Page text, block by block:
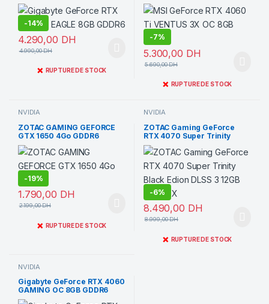
-14%
4.290,00 DH
4.990,00DH
❌ RUPTURE DE STOCK
-7%
5.300,00 DH
5.690,00DH
❌ RUPTURE DE STOCK
NVIDIA
ZOTAC GAMING GEFORCE
GTX 1650 4Go GDDR6
-19%
1.790,00 DH
2.199,00DH
❌ RUPTURE DE STOCK
NVIDIA
ZOTAC Gaming GeForce
RTX 4070 Super Trinity
Black Edion DLSS 3 12GB
GDDR6X
-6%
8.490,00 DH
8.999,00DH
❌ RUPTURE DE STOCK
NVIDIA
Gigabyte GeForce RTX 4060
GAMING OC 8GB GDDR6